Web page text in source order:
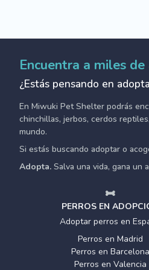
Encuentra a miles
¿Estás pensando en
En Miwuki Pet Shelter podrás
chinchillas, jerbos, cerdos
mundo.
Si estás buscando adoptar o
Adopta. Salva una vida, gana un
PERROS EN
Adoptar perros en
Perros en Madrid
Perros en Barcelona
Perros en Valencia